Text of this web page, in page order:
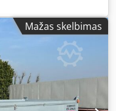
Mažas skelbimas